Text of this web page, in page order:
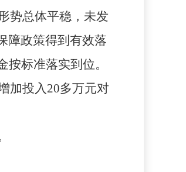
势总体平稳，未发
障政策得到有效落
标准落实到位。
加投入20多万元对